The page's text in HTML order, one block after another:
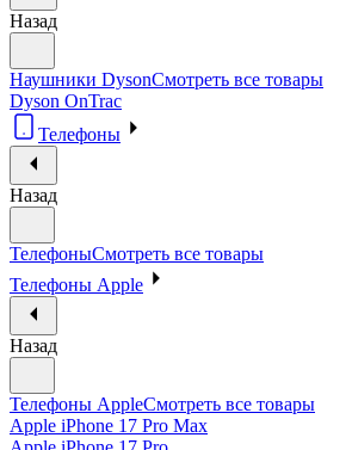
Назад
Наушники DysonСмотреть все товары
Dyson OnTrac
Телефоны
Назад
ТелефоныСмотреть все товары
Телефоны Apple
Назад
Телефоны AppleСмотреть все товары
Apple iPhone 17 Pro Max